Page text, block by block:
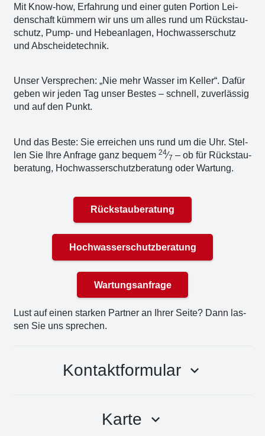
Mit Know-how, Erfah­rung und einer guten Por­ti­on Lei­
den­schaft küm­mern wir uns um alles rund um Rückstau­
schutz, Pump- und Hebe­an­la­gen, Hoch­was­ser­schutz
und Abschei­de­tech­nik.
Unser Ver­spre­chen: „Nie mehr Was­ser im Kel­ler“. Dafür
geben wir jeden Tag unser Bes­tes – schnell, zuver­läs­sig
und auf den Punkt.
Und das Bes­te: Sie errei­chen uns rund um die Uhr. Stel­
len Sie Ihre Anfra­ge ganz bequem 24⁄7 – ob für Rück­stau­
be­ra­tung, Hoch­was­ser­schutz­be­ra­tung oder War­tung.
Rückstauberatung
Hochwasserschutzberatung
Wartungsanfrage
Lust auf einen star­ken Part­ner an Ihrer Sei­te? Dann las­
sen Sie uns spre­chen.
Kontaktformular keyboard_arrow_down
Karte keyboard_arrow_down